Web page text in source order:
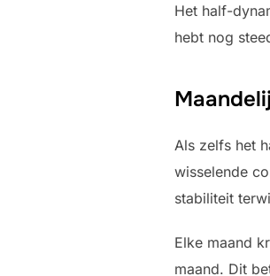
Het half-
hebt nog
Als zelfs het
wisselende
stabiliteit
Elke maand
maand. Dit